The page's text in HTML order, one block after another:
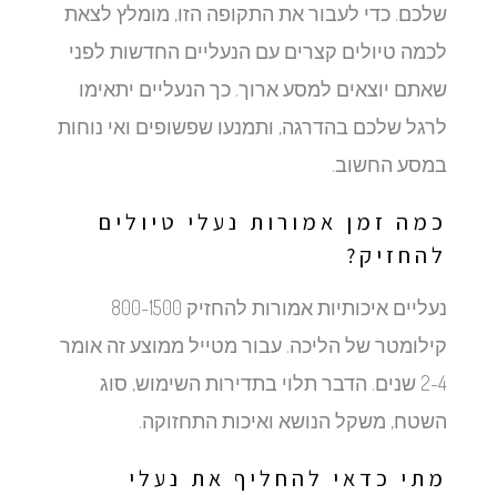
שלכם. כדי לעבור את התקופה הזו, מומלץ לצאת
לכמה טיולים קצרים עם הנעליים החדשות לפני
שאתם יוצאים למסע ארוך. כך הנעליים יתאימו
לרגל שלכם בהדרגה, ותמנעו שפשופים ואי נוחות
במסע החשוב.
כמה זמן אמורות נעלי טיולים
להחזיק?
נעליים איכותיות אמורות להחזיק 800-1500
קילומטר של הליכה. עבור מטייל ממוצע זה אומר
2-4 שנים. הדבר תלוי בתדירות השימוש, סוג
השטח, משקל הנושא ואיכות התחזוקה.
מתי כדאי להחליף את נעלי